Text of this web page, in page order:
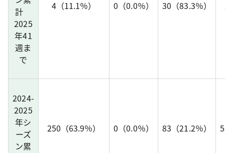
計
2025
年41
週ま
で
4（11.1％） 0（0.0％） 30（83.3％）
2024-
2025
年シ
ーズ
ン累
250（63.9％） 0（0.0％） 83（21.2％）